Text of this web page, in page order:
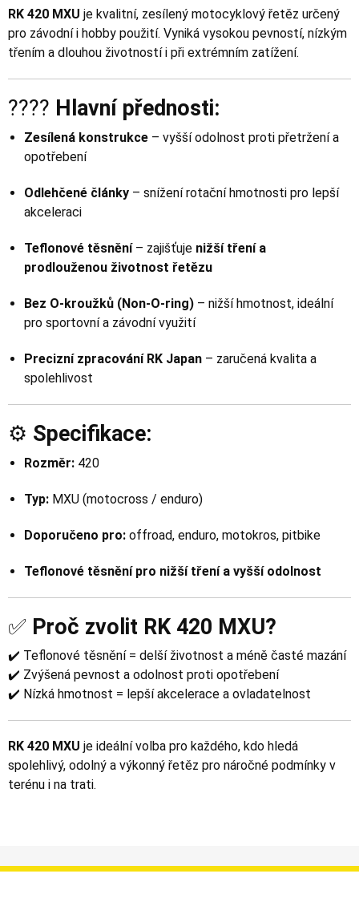
RK 420 MXU je kvalitní, zesílený motocyklový řetěz určený
pro závodní i hobby použití. Vyniká vysokou pevností, nízkým
třením a dlouhou životností i při extrémním zatížení.
???? Hlavní přednosti:
Zesílená konstrukce – vyšší odolnost proti přetržení a
opotřebení
Odlehčené články – snížení rotační hmotnosti pro lepší
akceleraci
Teflonové těsnění– zajišťuje nižší tření a
prodlouženou životnost řetězu
Bez O-kroužků (Non-O-ring) – nižší hmotnost, ideální
pro sportovní a závodní využití
Precizní zpracování RK Japan – zaručená kvalita a
spolehlivost
⚙️ Specifikace:
Rozměr: 420
Typ: MXU (motocross / enduro)
Doporučeno pro: offroad, enduro, motokros, pitbike
Teflonové těsnění pro nižší tření a vyšší odolnost
✅ Proč zvolit RK 420 MXU?
✔️ Teflonové těsnění = delší životnost a méně časté mazání
✔️ Zvýšená pevnost a odolnost proti opotřebení
✔️ Nízká hmotnost = lepší akcelerace a ovladatelnost
RK 420 MXU je ideální volba pro každého, kdo hledá
spolehlivý, odolný a výkonný řetěz pro náročné podmínky v
terénu i na trati.
Informace
Můj účet